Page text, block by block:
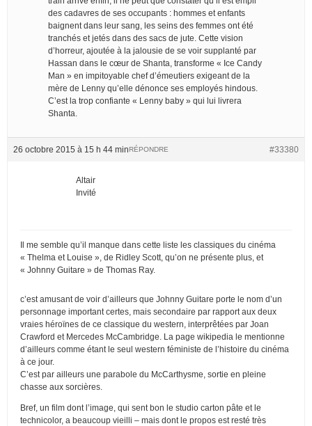
des cadavres de ses occupants : hommes et enfants
baignent dans leur sang, les seins des femmes ont été
tranchés et jetés dans des sacs de jute. Cette vision
d’horreur, ajoutée à la jalousie de se voir supplanté par
Hassan dans le cœur de Shanta, transforme « Ice Candy
Man » en impitoyable chef d’émeutiers exigeant de la
mère de Lenny qu’elle dénonce ses employés hindous.
C’est la trop confiante « Lenny baby » qui lui livrera
Shanta.
26 octobre 2015 à 15 h 44 min #33380
RÉPONDRE
Altair
Invité
Il me semble qu’il manque dans cette liste les classiques du cinéma
« Thelma et Louise », de Ridley Scott, qu’on ne présente plus, et
« Johnny Guitare » de Thomas Ray.
c’est amusant de voir d’ailleurs que Johnny Guitare porte le nom d’un
personnage important certes, mais secondaire par rapport aux deux
vraies héroïnes de ce classique du western, interprêtées par Joan
Crawford et Mercedes McCambridge. La page wikipedia le mentionne
d’ailleurs comme étant le seul western féministe de l’histoire du cinéma
à ce jour.
C’est par ailleurs une parabole du McCarthysme, sortie en pleine
chasse aux sorcières.
Bref, un film dont l’image, qui sent bon le studio carton pâte et le
technicolor, a beaucoup vieilli – mais dont le propos est resté très